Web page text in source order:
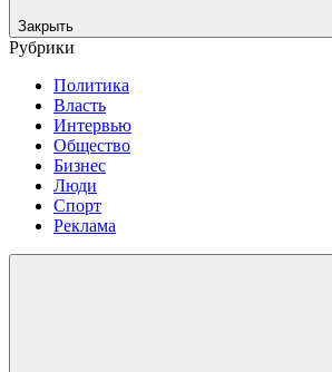
Закрыть
Рубрики
Политика
Власть
Интервью
Общество
Бизнес
Люди
Спорт
Реклама